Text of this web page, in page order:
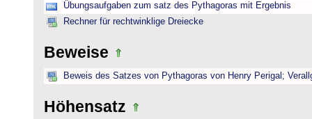
Übungsaufgaben zum satz des Pythagoras mit Ergebnis
Rechner für rechtwinklige Dreiecke
Beweise
Beweis des Satzes von Pythagoras von Henry Perigal;
Höhensatz